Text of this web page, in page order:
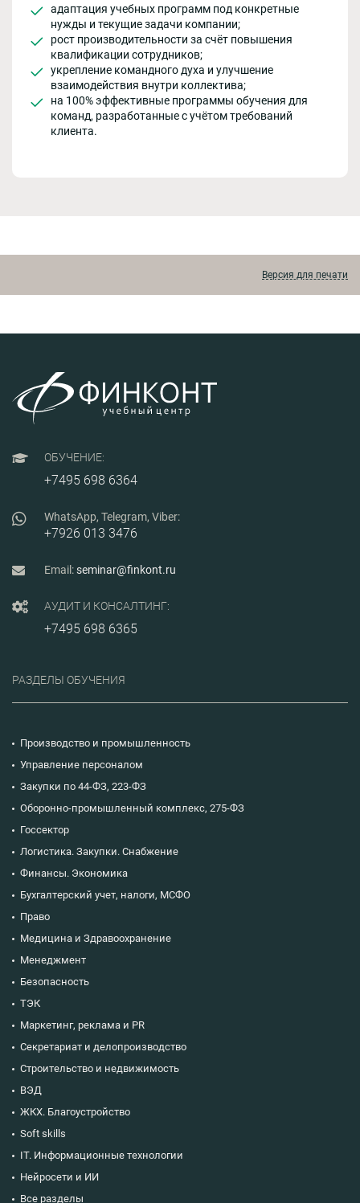
адаптация учебных программ под конкретные
нужды и текущие задачи компании;
рост производительности за счёт повышения
квалификации сотрудников;
укрепление командного духа и улучшение
взаимодействия внутри коллектива;
на 100% эффективные программы обучения для
команд, разработанные с учётом требований
клиента.
Версия для печати
ОБУЧЕНИЕ:
+7495 698 6364
WhatsApp, Telegram, Viber:
+7926 013 3476
Email:seminar@finkont.ru
АУДИТ И КОНСАЛТИНГ:
+7495 698 6365
РАЗДЕЛЫ ОБУЧЕНИЯ
Производство и промышленность
Управление персоналом
Закупки по 44-ФЗ, 223-ФЗ
Оборонно-промышленный комплекс, 275-ФЗ
Госсектор
Логистика. Закупки. Снабжение
Финансы. Экономика
Бухгалтерский учет, налоги, МСФО
Право
Медицина и Здравоохранение
Менеджмент
Безопасность
ТЭК
Маркетинг, реклама и PR
Секретариат и делопроизводство
Строительство и недвижимость
ВЭД
ЖКХ. Благоустройство
Soft skills
IT. Информационные технологии
Нейросети и ИИ
Все разделы